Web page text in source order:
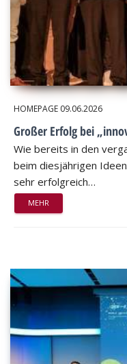
HOMEPAGE 09.06.2026
Großer Erfolg bei
Wie bereits in den
beim diesjährigen
sehr erfolgreich…
MEHR